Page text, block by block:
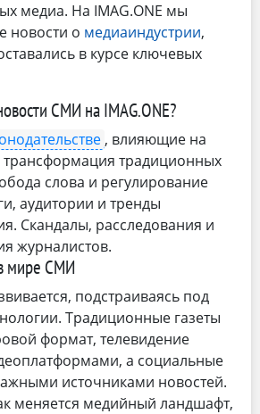
медиа. На IMAG.ONE мы
новости о медиаиндустрии,
в курсе ключевых
СМИ на IMAG.ONE?
, влияющие на
традиционных
слова и регулирование
аудитории и тренды
Скандалы, расследования и
журналистов.
мире СМИ
подстраиваясь под
Традиционные газеты
формат, телевидение
а социальные
источниками новостей.
меняется медийный ландшафт,